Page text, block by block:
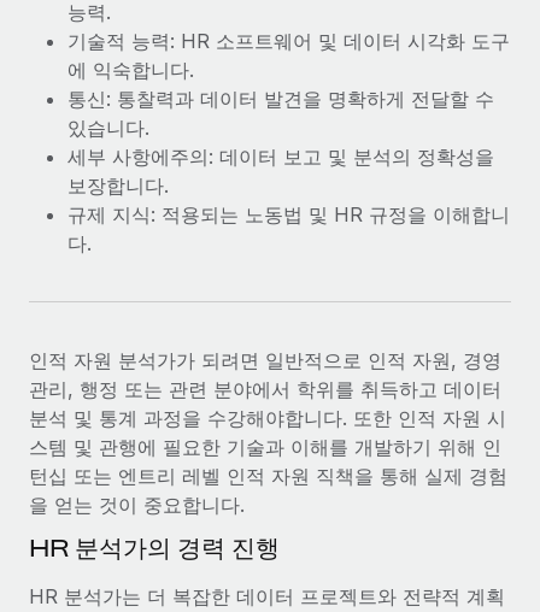
능력.
기술적 능력: HR 소프트웨어 및 데이터 시각화 도구
에 익숙합니다.
통신: 통찰력과 데이터 발견을 명확하게 전달할 수
있습니다.
세부 사항에주의: 데이터 보고 및 분석의 정확성을
보장합니다.
규제 지식: 적용되는 노동법 및 HR 규정을 이해합니
다.
인적 자원 분석가가 되려면 일반적으로 인적 자원, 경영
관리, 행정 또는 관련 분야에서 학위를 취득하고 데이터
분석 및 통계 과정을 수강해야합니다. 또한 인적 자원 시
스템 및 관행에 필요한 기술과 이해를 개발하기 위해 인
턴십 또는 엔트리 레벨 인적 자원 직책을 통해 실제 경험
을 얻는 것이 중요합니다.
HR 분석가의 경력 진행
HR 분석가는 더 복잡한 데이터 프로젝트와 전략적 계획